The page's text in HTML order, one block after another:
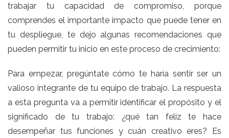
trabajar tu capacidad de compromiso, porque
comprendes el importante impacto que puede tener en
tu despliegue, te dejo algunas recomendaciones que
pueden permitir tu inicio en este proceso de crecimiento:
Para empezar, pregúntate cómo te haría sentir ser un
valioso integrante de tu equipo de trabajo. La respuesta
a esta pregunta va a permitir identificar el propósito y el
significado de tu trabajo: ¿qué tan feliz te hace
desempeñar tus funciones y cuán creativo eres? Es